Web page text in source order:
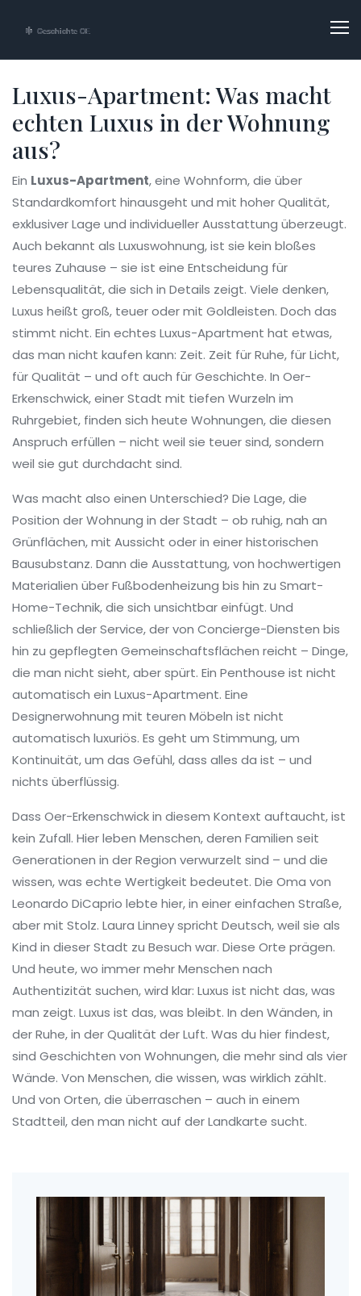
Luxus-Apartment: Was macht
echten Luxus in der Wohnung
aus?
Ein Luxus-Apartment,eine Wohnform, die über
Standardkomfort hinausgeht und mit hoher Qualität,
exklusiver Lage und individueller Ausstattung überzeugt.
Auch bekannt als Luxuswohnung, ist sie kein bloßes
teures Zuhause – sie ist eine Entscheidung für
Lebensqualität, die sich in Details zeigt. Viele denken,
Luxus heißt groß, teuer oder mit Goldleisten. Doch das
stimmt nicht. Ein echtes Luxus-Apartment hat etwas,
das man nicht kaufen kann: Zeit. Zeit für Ruhe, für Licht,
für Qualität – und oft auch für Geschichte. In Oer-
Erkenschwick, einer Stadt mit tiefen Wurzeln im
Ruhrgebiet, finden sich heute Wohnungen, die diesen
Anspruch erfüllen – nicht weil sie teuer sind, sondern
weil sie gut durchdacht sind.
Was macht also einen Unterschied? Die Lage,die
Position der Wohnung in der Stadt – ob ruhig, nah an
Grünflächen, mit Aussicht oder in einer historischen
Bausubstanz. Dann die Ausstattung,von hochwertigen
Materialien über Fußbodenheizung bis hin zu Smart-
Home-Technik, die sich unsichtbar einfügt. Und
schließlich derService,der von Concierge-Diensten bis
hin zu gepflegten Gemeinschaftsflächen reicht – Dinge,
die man nicht sieht, aber spürt. Ein Penthouse ist nicht
automatisch ein Luxus-Apartment. Eine
Designerwohnung mit teuren Möbeln ist nicht
automatisch luxuriös. Es geht um Stimmung, um
Kontinuität, um das Gefühl, dass alles da ist – und
nichts überflüssig.
Dass Oer-Erkenschwick in diesem Kontext auftaucht, ist
kein Zufall. Hier leben Menschen, deren Familien seit
Generationen in der Region verwurzelt sind – und die
wissen, was echte Wertigkeit bedeutet. Die Oma von
Leonardo DiCaprio lebte hier, in einer einfachen Straße,
aber mit Stolz. Laura Linney spricht Deutsch, weil sie als
Kind in dieser Stadt zu Besuch war. Diese Orte prägen.
Und heute, wo immer mehr Menschen nach
Authentizität suchen, wird klar: Luxus ist nicht das, was
man zeigt. Luxus ist das, was bleibt. In den Wänden, in
der Ruhe, in der Qualität der Luft. Was du hier findest,
sind Geschichten von Wohnungen, die mehr sind als vier
Wände. Von Menschen, die wissen, was wirklich zählt.
Und von Orten, die überraschen – auch in einem
Stadtteil, den man nicht auf der Landkarte sucht.